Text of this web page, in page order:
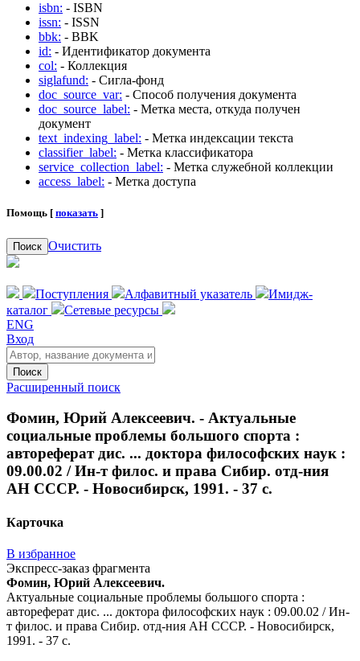
isbn: - ISBN
issn: - ISSN
bbk: - BBK
id: - Идентификатор документа
col: - Коллекция
siglafund: - Сигла-фонд
doc_source_var: - Способ получения документа
doc_source_label: - Метка места, откуда получен
документ
text_indexing_label: - Метка индексации текста
classifier_label: - Метка классификатора
service_collection_label: - Метка служебной коллекции
access_label: - Метка доступа
Помощь [ показать ]
Поиск Очистить
Поступления Алфавитный указатель
Имидж-
каталог
Сетевые ресурсы
ENG
Вход
Поиск
Расширенный поиск
Фомин, Юрий Алексеевич. - Актуальные
социальные проблемы большого спорта :
автореферат дис. ... доктора философских наук :
09.00.02 / Ин-т филос. и права Сибир. отд-ния
АН СССР. - Новосибирск, 1991. - 37 с.
Карточка
В избранное
Экспресс-заказ фрагмента
Фомин, Юрий Алексеевич.
Актуальные социальные проблемы большого спорта :
автореферат дис. ... доктора философских наук : 09.00.02 / Ин-
т филос. и права Сибир. отд-ния АН СССР. - Новосибирск,
1991. - 37 с.